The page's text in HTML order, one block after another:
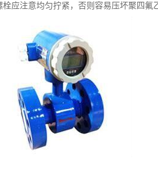
应注意均匀拧紧，否则容易压坏聚四氟